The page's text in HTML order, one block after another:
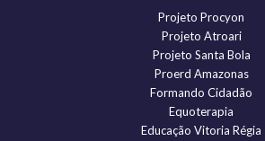
Projeto Procyon
Projeto Atroari
Projeto Santa Bola
Proerd Amazonas
Formando Cidadão
Equoterapia
Educação Vitoria Régia